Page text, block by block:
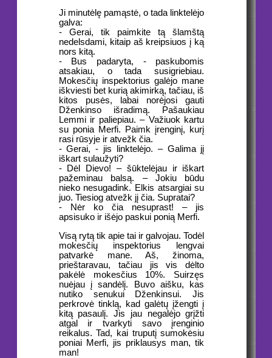
Ji minutėlę pamąstė, o tada linktelėjo
galva:
- Gerai, tik paimkite tą šlamštą
nedelsdami, kitaip aš kreipsiuos į ką
nors kitą.
- Bus padaryta, - paskubomis
atsakiau, o tada susigriebiau.
Mokesčių inspektorius galėjo mane
iškviesti bet kurią akimirką, tačiau, iš
kitos pusės, labai norėjosi gauti
Dženkinso išradimą. Pašaukiau
Lemmi ir paliepiau. – Važiuok kartu
su ponia Merfi. Paimk įrenginį, kurį
rasi rūsyje ir atvežk čia.
- Gerai, - jis linktelėjo. – Galima jį
iškart sulaužyti?
- Dėl Dievo! – šūktelėjau ir iškart
pažeminau balsą. – Jokiu būdu
nieko nesugadink. Elkis atsargiai su
juo. Tiesiog atvežk jį čia. Supratai?
- Nėr ko čia nesuprast! – jis
apsisuko ir išėjo paskui ponią Merfi.
Visą rytą tik apie tai ir galvojau. Todėl
mokesčių inspektorius lengvai
patvarkė mane. Aš, žinoma,
prieštaravau, tačiau jis vis dėlto
pakėlė mokesčius 10%. Suirzęs
nuėjau į sandėlį. Buvo aišku, kas
nutiko senukui Dženkinsui. Jis
perkrovė tinklą, kad galėtų įžengti į
kitą pasaulį. Jis jau negalėjo grįžti
atgal ir tvarkyti savo įrenginio
reikalus. Tad, kai truputį sumokėsiu
poniai Merfi, jis priklausys man, tik
man!